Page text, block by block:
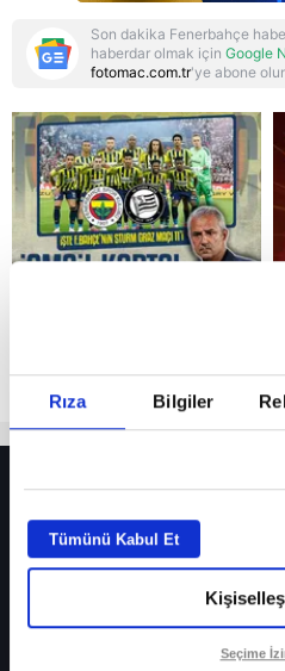
Rıza Bilgiler
Tümünü Kabul Et
Seçime
Reddet
Son dakika Fenerbahçe
haberdar olmak için Google
fotomac.com.tr'ye abone
Fenerbahçe’de sürpriz ayrılık ihtimali!
Fenerbahçe’nin yeni transferi Mason
Galatasaray’da rota yeniden Thiago